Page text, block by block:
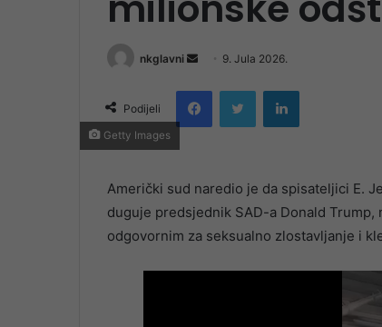
nkglavni
Send
email
9. Jula 2026.
Podijeli
FacebookTwitter LinkedIn
Getty Images
Američki sud naredio je da spisateljici E.
duguje predsjednik SAD-a Donald
odgovornim za seksualno zlostavljanje i